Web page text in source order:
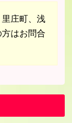
庄町、浅
はお問合